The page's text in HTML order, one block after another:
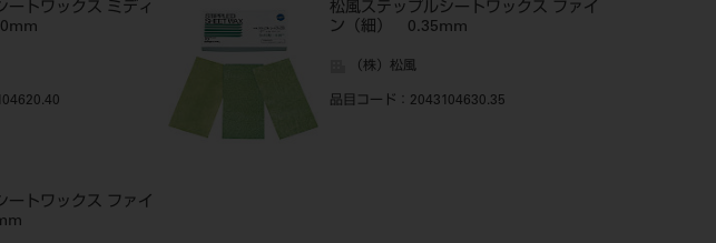
ートワックス ミディ
松風ステップルシートワックス ファイ
ン（細） 0.35mm
（株）松風
品目コード ：2043104630.35
ートワックス ファイ